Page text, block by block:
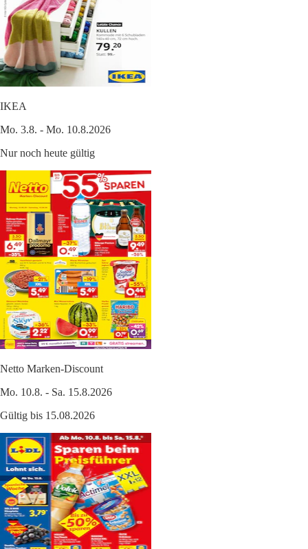
IKEA
Mo. 3.8. - Mo. 10.8.2026
Nur noch heute gültig
Netto Marken-Discount
Mo. 10.8. - Sa. 15.8.2026
Gültig bis 15.08.2026